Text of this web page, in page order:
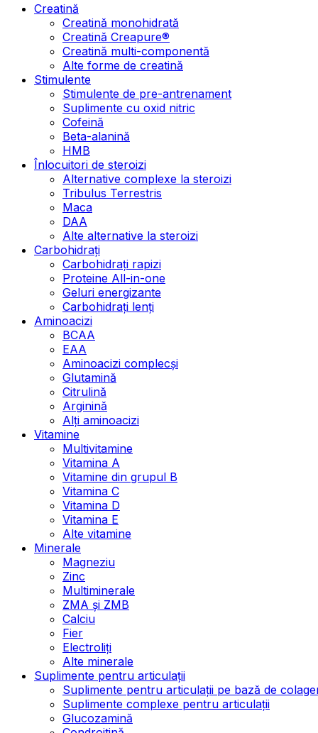
Creatină
Creatină monohidrată
Creatină Creapure®
Creatină multi-componentă
Alte forme de creatină
Stimulente
Stimulente de pre-antrenament
Suplimente cu oxid nitric
Cofeină
Beta-alanină
HMB
Înlocuitori de steroizi
Alternative complexe la steroizi
Tribulus Terrestris
Maca
DAA
Alte alternative la steroizi
Carbohidrați
Carbohidrați rapizi
Proteine All-in-one
Geluri energizante
Carbohidrați lenți
Aminoacizi
BCAA
EAA
Aminoacizi complecși
Glutamină
Citrulină
Arginină
Alți aminoacizi
Vitamine
Multivitamine
Vitamina A
Vitamine din grupul B
Vitamina C
Vitamina D
Vitamina E
Alte vitamine
Minerale
Magneziu
Zinc
Multiminerale
ZMA și ZMB
Calciu
Fier
Electroliți
Alte minerale
Suplimente pentru articulații
Suplimente pentru articulații pe bază de
Suplimente complexe pentru articulații
Glucozamină